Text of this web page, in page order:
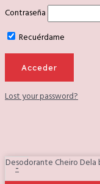
Contraseña
Recuérdame
Lost your password?
-
Desodorante Cheiro Dela